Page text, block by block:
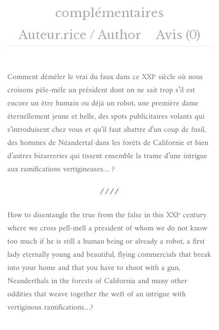
complémentaires
Auteur.rice / Author
Avis (0)
Comment démêler le vrai du faux dans ce XXIᵉ siècle où nous
croisons pêle-mêle un président dont on ne sait trop s’il est
encore un être humain ou déjà un robot, une première dame
éternellement jeune et belle, des spots publicitaires volants qui
s’introduisent chez vous et qu’il faut abattre d’un coup de fusil,
des hommes de Néandertal dans les forêts de Californie et bien
d’autres bizarreries qui tissent ensemble la trame d’une intrigue
aux ramifications vertigineuses… ?
////
How to disentangle the true from the false in this XXIᵉ century
where we cross pell-mell a president of whom we do not know
too much if he is still a human being or already a robot, a first
lady eternally young and beautiful, flying commercials that break
into your home and that you have to shoot with a gun,
Neanderthals in the forests of California and many other
oddities that weave together the weft of an intrigue with
vertiginous ramifications…?